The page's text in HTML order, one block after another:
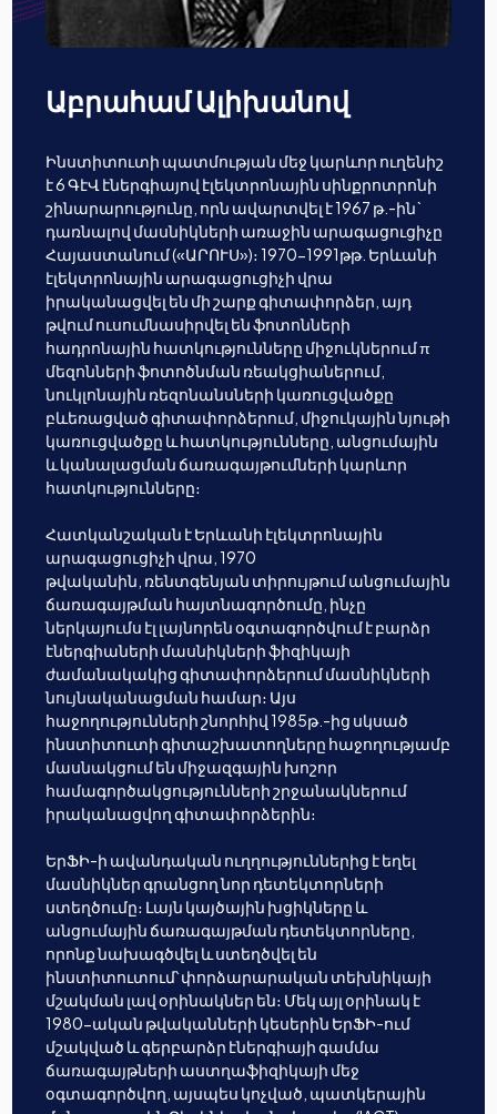
Աբրահամ Ալիխանով
Ինստիտուտի պատմության մեջ կարևոր ուղենիշ
է 6 ԳէՎ էներգիայով էլեկտրոնային սինքրոտրոնի
շինարարությունը, որն ավարտվել է 1967 թ.-ին`
դառնալով մասնիկների առաջին արագացուցիչը
Հայաստանում («ԱՐՈՒՍ»)։ 1970-1991թթ. Երևանի
էլեկտրոնային արագացուցիչի վրա
իրականացվել են մի շարք գիտափորձեր, այդ
թվում ուսումնասիրվել են ֆոտոնների
հադրոնային հատկությունները միջուկներում π
մեզոնների ֆոտոծնման ռեակցիաներում,
նուկլոնային ռեզոնանսների կառուցվածքը
բևեռացված գիտափորձերում, միջուկային նյութի
կառուցվածքը և հատկությունները, անցումային
և կանալացման ճառագայթումների կարևոր
հատկությունները։
Հատկանշական է Երևանի էլեկտրոնային
արագացուցիչի վրա, 1970
թվականին, ռենտգենյան տիրույթում անցումային
ճառագայթման հայտնագործումը, ինչը
ներկայումս էլ լայնորեն օգտագործվում է բարձր
էներգիաների մասնիկների ֆիզիկայի
ժամանակակից գիտափորձերում մասնիկների
նույնականացման համար։ Այս
հաջողությունների շնորհիվ 1985թ.-ից սկսած
ինստիտուտի գիտաշխատողները հաջողությամբ
մասնակցում են միջազգային խոշոր
համագործակցությունների շրջանակներում
իրականացվող գիտափորձերին։
ԵրՖԻ-ի ավանդական ուղղություններից է եղել
մասնիկներ գրանցող նոր դետեկտորների
ստեղծումը։ Լայն կայծային խցիկները և
անցումային ճառագայթման դետեկտորները,
որոնք նախագծվել և ստեղծվել են
ինստիտուտում՝ փորձարարական տեխնիկայի
մշակման լավ օրինակներ են։ Մեկ այլ օրինակ է
1980-ական թվականների կեսերին ԵրՖԻ-ում
մշակված և գերբարձր էներգիայի գամմա
ճառագայթների աստղաֆիզիկայի մեջ
օգտագործվող, այսպես կոչված, պատկերային